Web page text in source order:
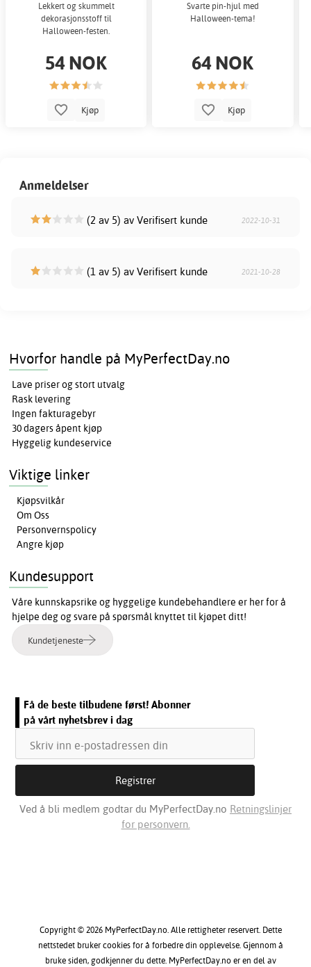
Lekkert og skummelt
dekorasjonsstoff til
Halloween-festen.
54 NOK
Kjøp
Svarte pin-hjul med
Halloween-tema!
64 NOK
Kjøp
Anmeldelser
(2 av 5) av Verifisert kunde 2022-10-31
(1 av 5) av Verifisert kunde 2021-10-28
Hvorfor handle på MyPerfectDay.no
Lave priser og stort utvalg
Rask levering
Ingen fakturagebyr
30 dagers åpent kjøp
Hyggelig kundeservice
Viktige linker
Kjøpsvilkår
Om Oss
Personvernspolicy
Angre kjøp
Kundesupport
Våre kunnskapsrike og hyggelige kundebehandlere er her for å
hjelpe deg og svare på spørsmål knyttet til kjøpet ditt!
Kundetjeneste
Få de beste tilbudene først! Abonner
på vårt nyhetsbrev i dag
Ved å bli medlem godtar du MyPerfectDay.no Retningslinjer
for personvern.
Copyright © 2026 MyPerfectDay.no. Alle rettigheter reservert. Dette
nettstedet bruker cookies for å forbedre din opplevelse. Gjennom å
bruke siden, godkjenner du dette. MyPerfectDay.no er en del av